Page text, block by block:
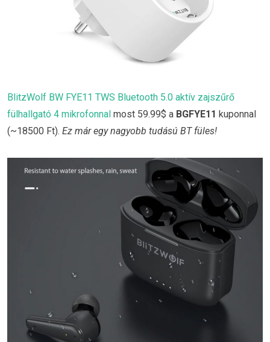
BlitzWolf BW FYE11 TWS Bluetooth 5.0 aktív zajszűrő
fülhallgató 4 mikrofonnal most 59.99$ a BGFYE11 kuponnal
(~18500 Ft). Ez már egy nagyobb tudású BT füles!